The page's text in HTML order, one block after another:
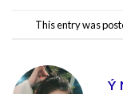
This entry was
Ý